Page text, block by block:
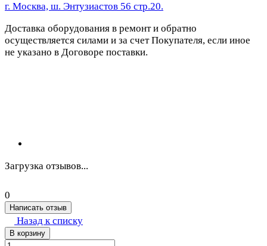
г. Москва, ш. Энтузиастов 56 стр.20.
Доставка оборудования в ремонт и обратно
осуществляется силами и за счет Покупателя, если иное
не указано в Договоре поставки.
Загрузка отзывов...
0
Написать отзыв
Назад к списку
В корзину